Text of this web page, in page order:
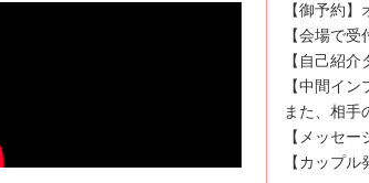
【御予約
【会場で
【自己紹
【中間イ
また、相手
【メッセ
【カップ